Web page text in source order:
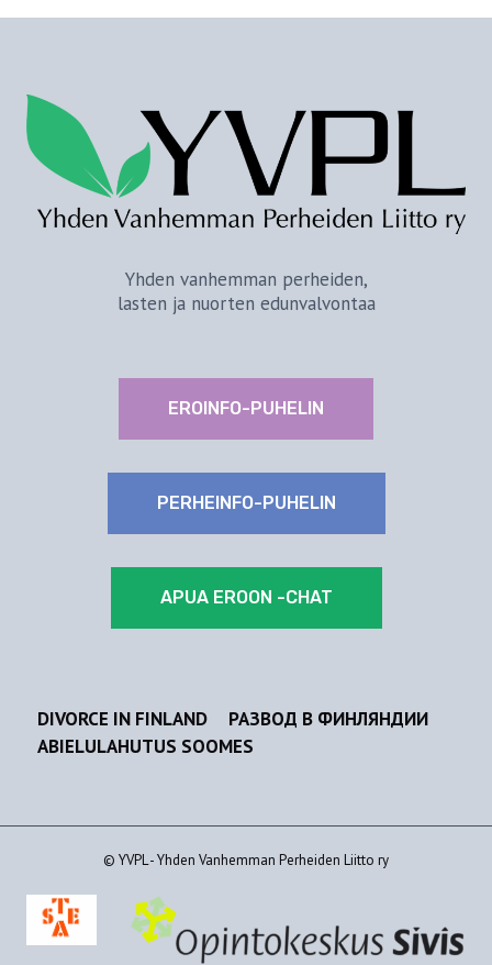
Yhden vanhemman perheiden,
lasten ja nuorten edunvalvontaa
EROINFO-PUHELIN
PERHEINFO-PUHELIN
APUA EROON -CHAT
DIVORCE IN FINLAND
РАЗВОД В ФИНЛЯНДИИ
ABIELULAHUTUS SOOMES
© YVPL - Yhden Vanhemman Perheiden Liitto ry